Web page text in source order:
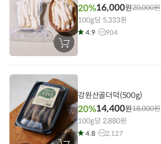
장
바
에
담
기
20%16,000원20,000원
100g당 5,333원
4.9 904
강원산골더덕(500g)
20%14,400원18,000원
100g당 2,880원
4.8 2,127